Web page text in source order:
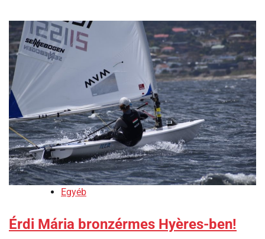
Egyéb
Érdi Mária bronzérmes Hyères-ben!